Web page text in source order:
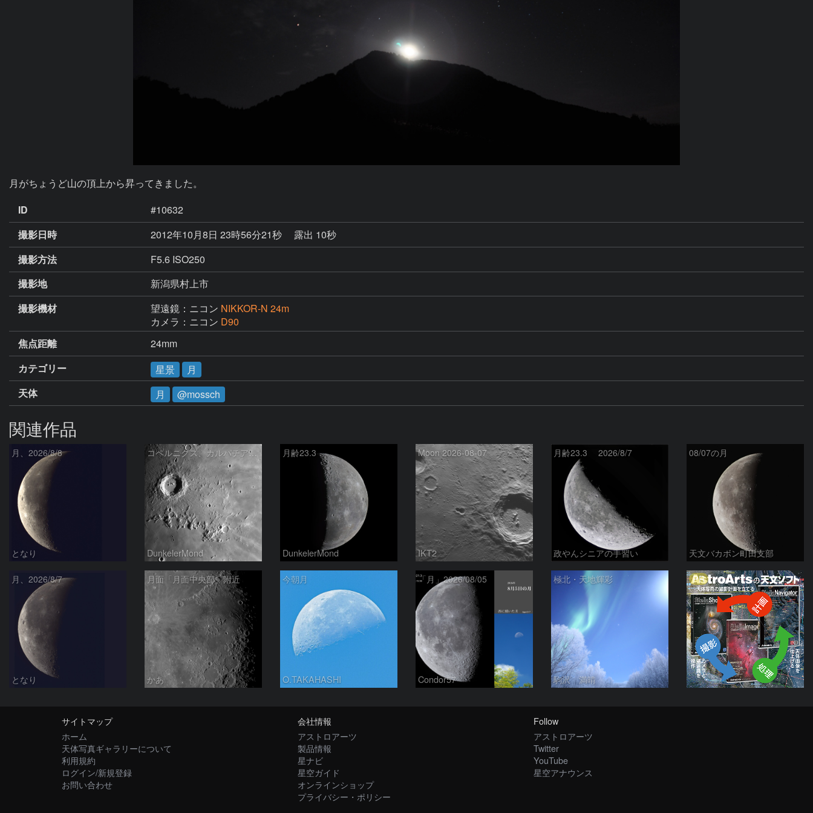
月がちょうど山の頂上から昇ってきました。
ID
#10632
撮影日時
2012年10月8日 23時56分21秒
露出 10秒
撮影方法
F5.6 ISO250
撮影地
新潟県村上市
撮影機材
望遠鏡：ニコン NIKKOR-N 24m
カメラ：ニコン D90
焦点距離
24mm
カテゴリー
星景
月
天体
月 @mossch
関連作品
月、2026/8/8
となり
コペルニクス、カルパチア山脈付近
DunkelerMond
月齢23.3
DunkelerMond
Moon 2026-08-07
IKT2
月齢23.3 2026/8/7
政やんシニアの手習い
08/07の月
天文バカボン町田支部
月、2026/8/7
となり
月面「月面中央部」附近
かあ
今朝月
O.TAKAHASHI
「月」2026/08/05
Condor57
極北・天地輝彩
駒沢 満晴
PR
サイトマップ
ホーム
天体写真ギャラリーについて
利用規約
ログイン/新規登録
お問い合わせ
会社情報
アストロアーツ
製品情報
星ナビ
星空ガイド
オンラインショップ
プライバシー・ポリシー
Follow
アストロアーツ
Twitter
YouTube
星空アナウンス